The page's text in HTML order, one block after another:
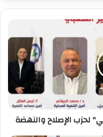
لحزب الإصلاح والنهضة